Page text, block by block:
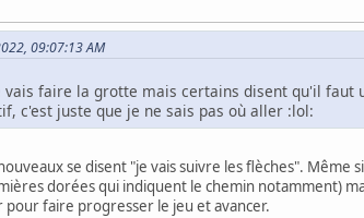
09:07:13 AM
vais faire la grotte mais certains disent qu'il faut
c'est juste que je ne sais pas où aller :lol:
se disent "je vais suivre les flèches". Même
dorées qui indiquent le chemin notamment)
faire progresser le jeu et avancer.